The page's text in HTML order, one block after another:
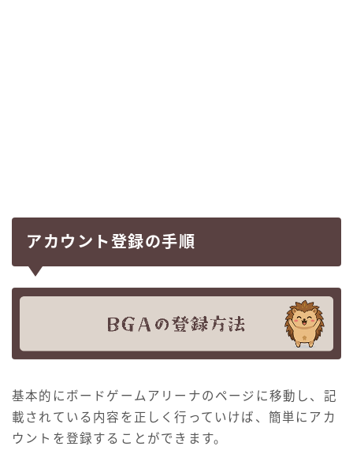
アカウント登録の手順
基本的にボードゲームアリーナのページに移動し、記
載されている内容を正しく行っていけば、簡単にアカ
ウントを登録することができます。